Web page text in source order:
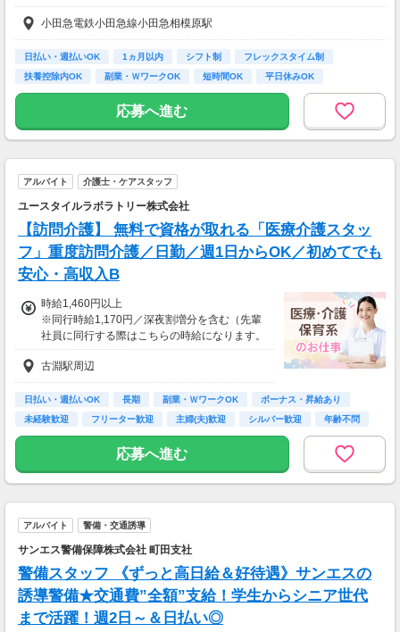
■昇給あり
■日払い・週払い・先払いもOK
■充実の研修あり◎
座学1ヵ月（もちろん給与は同じ）を含む、
”超”丁寧な研修を行っています！
一切ありません。
ご安心くださいね！
毎月季節のイベントがたくさん。
急な出費でお財布がピンチ！！
即払い・週払い制度があるので安心♪
お気軽にご相談ください☆
【交通費備考】
※規定あり
小田急電鉄小田急線小田急相模原駅
日払い・週払いOK 1ヵ月以内 シフト制
フレックスタイム制
扶養控除内OK
副業・ＷワークOK 短時間OK
平日休みOK
完全週休2日制 (土…
応募へ進む
アルバイト 介護士・ケアスタッフ
ユースタイルラボラトリー株式会社
【訪問介護】 無料で資格が取れる「医療介護スタッ
フ」重度訪問介護／日勤／週1日からOK／初めてでも
安心・高収入B
時給1,460円以上
※同行時給1,170円／深夜割増分を含む（先輩
社員に同行する際はこちらの時給になります。
入社後早い方で2週間で独り立ちも可能。）
※交通費一部支給（既定あり）
【収入例】
週1回勤務の場合：1,460円×8時間×4回=4万6,7
週3回勤務の場合：1,460円×8時間×12回=14万
0,160円
3,600円
古淵駅周辺
日払い・週払いOK 長期 副業・ＷワークOK
ボーナス・昇給あり
未経験歓迎
フリーター歓迎 主婦(夫)歓迎 シルバー歓迎 年齢不問
応募へ進む
アルバイト 警備・交通誘導
サンエス警備保障株式会社 町田支社
警備スタッフ 《ずっと高日給＆好待遇》サンエスの
誘導警備★交通費”全額”支給！学生からシニア世代
まで活躍！週2日～＆日払い◎